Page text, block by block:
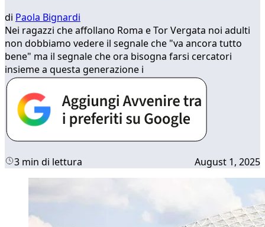
di Paola Bignardi
Nei ragazzi che affollano Roma e Tor Vergata noi adulti
non dobbiamo vedere il segnale che "va ancora tutto
bene" ma il segnale che ora bisogna farsi cercatori
insieme a questa generazione i
3 min di lettura August 1, 2025